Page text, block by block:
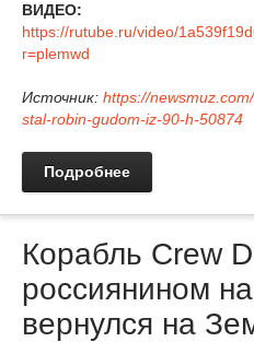
ВИДЕО:
https://rutube.ru/video/
r=plemwd
Источник: https://
stal-robin-gudom-iz-90-h-50874
Подробнее
Корабль Crew
россиянином
вернулся на